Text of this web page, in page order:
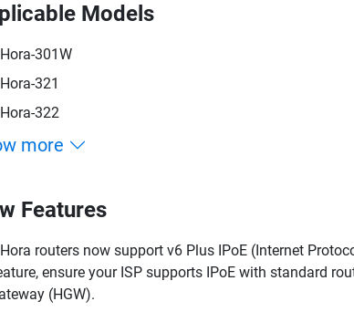
Models
301W
321
322
more
Features
routers now support v6 Plus IPoE (Internet
ensure your ISP supports IPoE with standard
(HGW).